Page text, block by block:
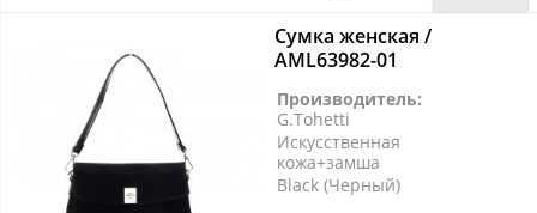
Сумка женская /
AML63982-01
Производитель:
G.Tohetti
Искусственная
кожа+замша
Black (Черный)